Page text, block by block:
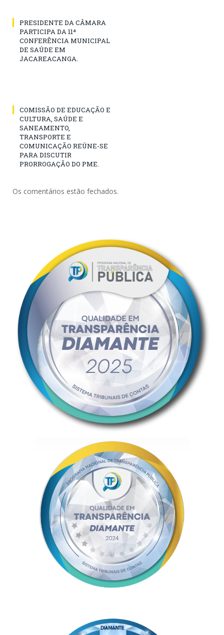
PRESIDENTE DA CÂMARA
PARTICIPA DA 11ª
CONFERÊNCIA MUNICIPAL
DE SAÚDE EM
JACAREACANGA.
COMISSÃO DE EDUCAÇÃO E
CULTURA, SAÚDE E
SANEAMENTO,
TRANSPORTE E
COMUNICAÇÃO REÚNE-SE
PARA DISCUTIR
PRORROGAÇÃO DO PME.
Os comentários estão fechados.